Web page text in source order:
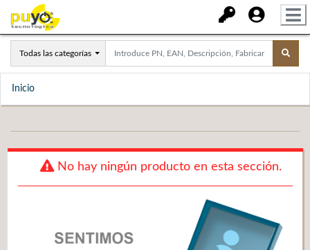
Todas las categorías
Inicio
No hay ningún producto en esta sección.